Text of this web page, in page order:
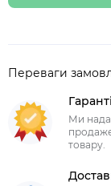
Переваги
Ми
товару.